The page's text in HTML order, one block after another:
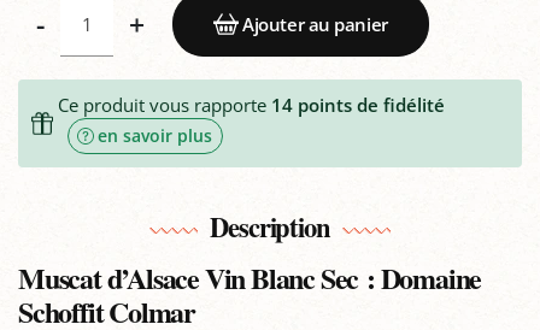
- + Ajouter au panier
Ce produit vous rapporte 14 points de fidélité
en savoir plus
Description
Muscat d’Alsace Vin Blanc Sec : Domaine
Schoffit Colmar